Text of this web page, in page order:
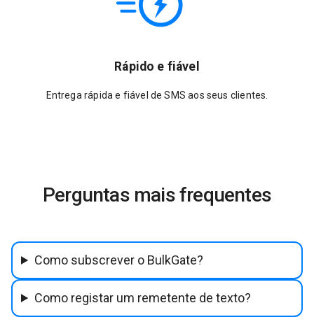
Rápido e fiável
Entrega rápida e fiável de SMS aos seus clientes.
Perguntas mais frequentes
Como subscrever o BulkGate?
Como registar um remetente de texto?